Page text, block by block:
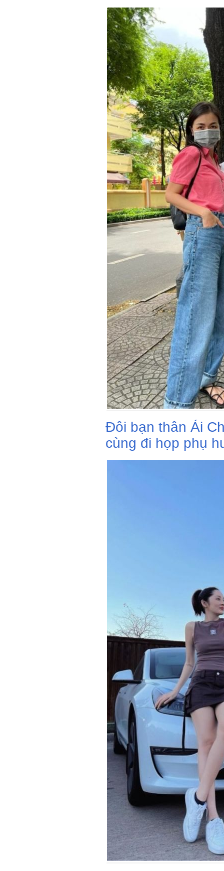
Đôi bạn thân Ái
cùng đi họp phụ